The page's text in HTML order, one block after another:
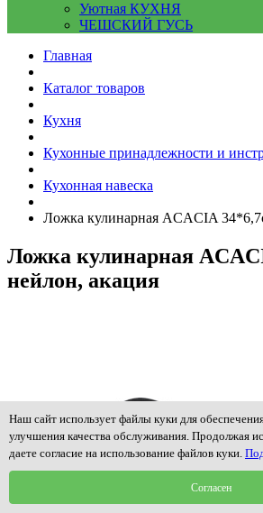
Уютная КУХНЯ
ЧЕШСКИЙ ГУСЬ
Главная
Каталог товаров
Кухня
Кухонные принадлежности и
Кухонная навеска
Ложка кулинарная ACACIA
Ложка кулинарная
нейлон, акация
Наш сайт использует файлы куки для
улучшения качества обслуживания. Продолжая
даете согласие на использование файлов куки.
Согласен